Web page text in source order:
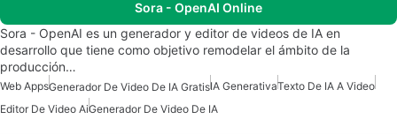
Sora - OpenAI Online
Sora - OpenAI es un generador y editor de videos de IA en
desarrollo que tiene como objetivo remodelar el ámbito de la
producción…
Web AppsGenerador De Video De IA GratisIA GenerativaTexto De IA A Video
Editor De Video AiGenerador De Video De IA